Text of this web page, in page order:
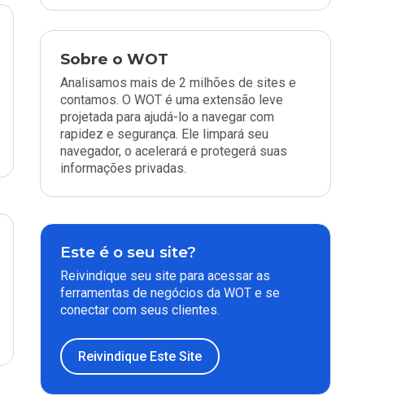
Sobre o WOT
Analisamos mais de 2 milhões de sites e
contamos. O WOT é uma extensão leve
projetada para ajudá-lo a navegar com
rapidez e segurança. Ele limpará seu
navegador, o acelerará e protegerá suas
informações privadas.
Este é o seu site?
Reivindique seu site para acessar as
ferramentas de negócios da WOT e se
conectar com seus clientes.
Reivindique Este Site